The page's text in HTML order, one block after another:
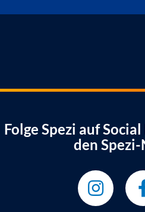
Folge Spezi auf
den